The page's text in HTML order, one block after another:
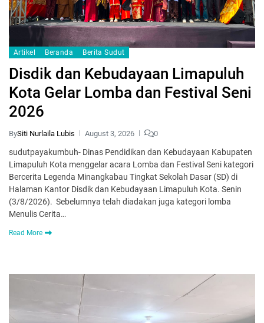
Artikel Beranda Berita Sudut
Disdik dan Kebudayaan Limapuluh
Kota Gelar Lomba dan Festival Seni
2026
BySiti Nurlaila Lubis August 3, 2026 0
sudutpayakumbuh- Dinas Pendidikan dan Kebudayaan Kabupaten
Limapuluh Kota menggelar acara Lomba dan Festival Seni kategori
Bercerita Legenda Minangkabau Tingkat Sekolah Dasar (SD) di
Halaman Kantor Disdik dan Kebudayaan Limapuluh Kota. Senin
(3/8/2026). Sebelumnya telah diadakan juga kategori lomba
Menulis Cerita…
Read More